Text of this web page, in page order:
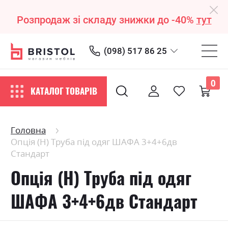
Розпродаж зі складу знижки до -40% тут
(098) 517 86 25
КАТАЛОГ ТОВАРІВ
0
Головна
Опція (Н) Труба під одяг ШАФА 3+4+6дв
Стандарт
Опція (Н) Труба під одяг
ШАФА 3+4+6дв Стандарт